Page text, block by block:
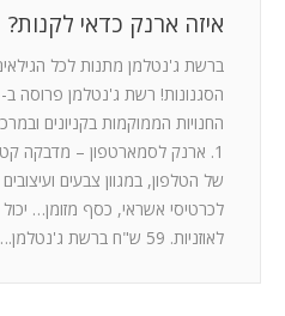
איזה ארנק כדאי לקנות?
ברשת ג'נטלמן מתנות לכל
החנויות הממוקמות בקניונים
1. ארנק לסמארטפון – מדבקה
של הטלפון, במגוון צבעים
לכרטיסי אשראי, כסף מזומן…
לאוזניות. 59 ש"ח ברשת ג'נטלמן.…